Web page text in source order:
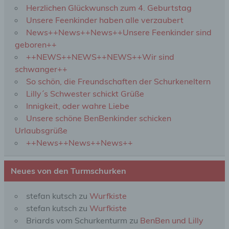
Herzlichen Glückwunsch zum 4. Geburtstag
Unsere Feenkinder haben alle verzaubert
News++News++News++Unsere Feenkinder sind
geboren++
++NEWS++NEWS++NEWS++Wir sind
schwanger++
So schön, die Freundschaften der Schurkeneltern
Lilly´s Schwester schickt Grüße
Innigkeit, oder wahre Liebe
Unsere schöne BenBenkinder schicken
Urlaubsgrüße
++News++News++News++
Neues von den Turmschurken
stefan kutsch zu Wurfkiste
stefan kutsch zu Wurfkiste
Briards vom Schurkenturm zu BenBen und Lilly
Durch den Einsatz von Cookies kann den Nutzern
dieser Internetseite nutzerfreundlichere Services
möglich wären.
Mittels eines Cookies können die Informationen
und Angebote auf unserer Internetseite im Sinne
des Benutzers optimiert werden. Cookies
ermöglichen uns, wie bereits erwähnt, die
Benutzer unserer Internetseite wiederzuerkennen.
Zweck dieser Wiedererkennung ist es, den
Nutzern die Verwendung unserer Internetseite zu
erleichtern. Der Benutzer einer Internetseite, die
Cookies verwendet, muss beispielsweise nicht bei
jedem Besuch der Internetseite erneut seine
Internetseite und dem auf dem Computersystem
des Benutzers abgelegten Cookie übernommen
wird. Ein weiteres Beispiel ist das Cookie eines
merkt sich die Artikel, die ein Kunde in den
virtuellen Warenkorb gelegt hat, über ein Cookie.
Die betroffene Person kann die Setzung von